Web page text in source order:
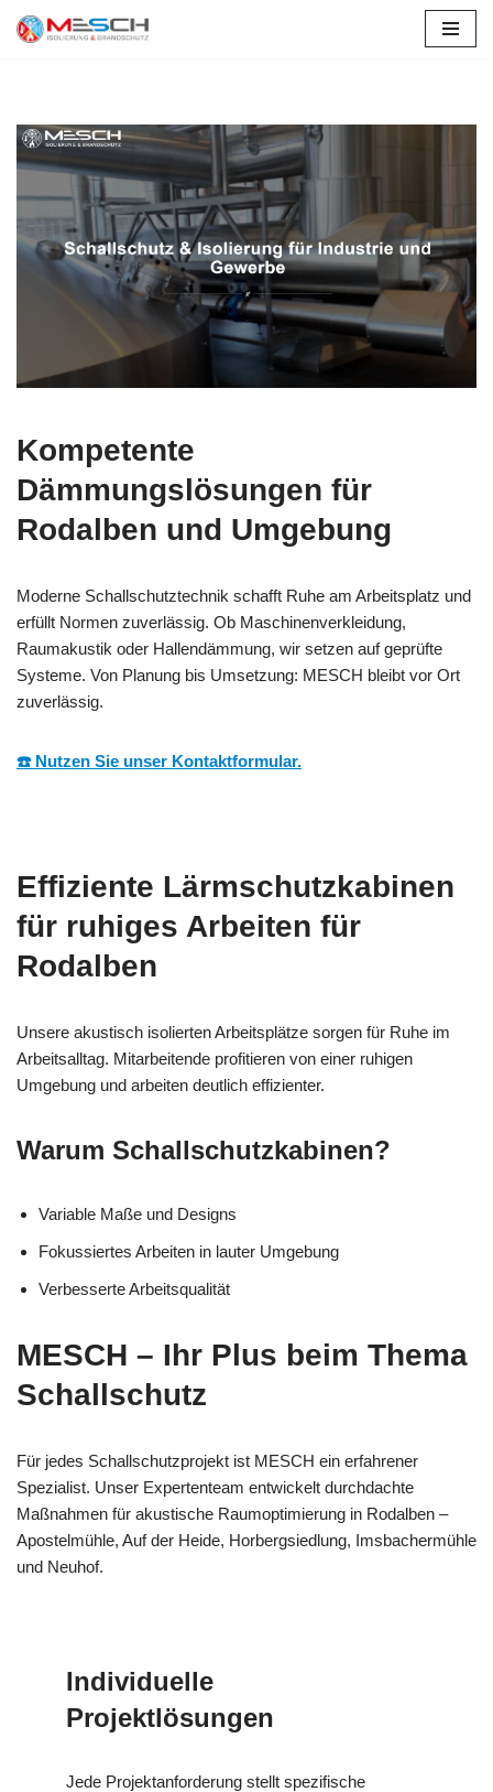
Kompetente
Dämmungslösungen für
Rodalben und Umgebung
Moderne Schallschutztechnik schafft Ruhe am Arbeitsplatz und
erfüllt Normen zuverlässig. Ob Maschinenverkleidung,
Raumakustik oder Hallendämmung, wir setzen auf geprüfte
Systeme. Von Planung bis Umsetzung: MESCH bleibt vor Ort
zuverlässig.
☎️ Nutzen Sie unser Kontaktformular.
Effiziente Lärmschutzkabinen
für ruhiges Arbeiten für
Rodalben
Unsere akustisch isolierten Arbeitsplätze sorgen für Ruhe im
Arbeitsalltag. Mitarbeitende profitieren von einer ruhigen
Umgebung und arbeiten deutlich effizienter.
Warum Schallschutzkabinen?
Variable Maße und Designs
Fokussiertes Arbeiten in lauter Umgebung
Verbesserte Arbeitsqualität
MESCH – Ihr Plus beim Thema
Schallschutz
Für jedes Schallschutzprojekt ist MESCH ein erfahrener
Spezialist. Unser Expertenteam entwickelt durchdachte
Maßnahmen für akustische Raumoptimierung in Rodalben –
Apostelmühle, Auf der Heide, Horbergsiedlung, Imsbachermühle
und Neuhof.
Individuelle
Projektlösungen
Jede Projektanforderung stellt spezifische